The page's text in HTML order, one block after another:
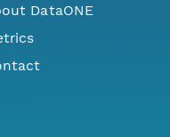
DataONE